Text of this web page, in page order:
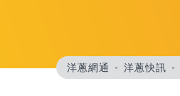
洋蔥網通 洋蔥快訊